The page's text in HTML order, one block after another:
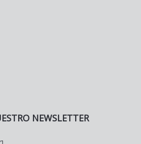
NEWSLETTER